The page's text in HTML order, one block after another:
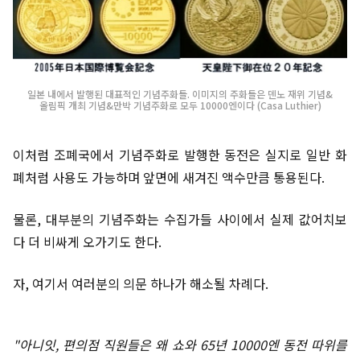
일본 내에서 발행된 대표적인 기념주화들. 이미지의 주화들은 덴노 재위 기념&
올림픽 개최 기념&만박 기념주화로 모두 10000엔이다 (Casa Luthier)
이처럼 조폐국에서 기념주화로 발행한 동전은 실지로 일반 화
폐처럼 사용도 가능하며 앞면에 새겨진 액수만큼 통용된다.
물론, 대부분의 기념주화는 수집가들 사이에서 실제 값어치보
다 더 비싸게 오가기도 한다.
자, 여기서 여러분의 의문 하나가 해소될 차례다.
"아니잇, 편의점 직원들은 왜 쇼와 65년 10000엔 동전 따위를